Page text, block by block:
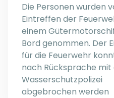
Die Personen wurden
Eintreffen der
einem
Bord genommen. Der
für die Feuerwehr
nach Rücksprache mit
Wasserschutzpolizei
abgebrochen werden